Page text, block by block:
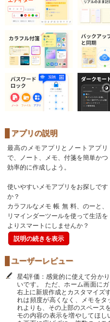
アプリの説明
最高のメモアプリとノートアプリ
で、ノート、メモ、付箋を簡単かつ
効率的に作成しよう。
使いやすいメモアプリをお探しです
か？
カラフルなメモ 帳 無 料、のーと、
リマインダーツールを使って生活を
よりスマートにしませんか？
説明の続きを表示
ユーザーレビュー
星4評価：感覚的に使えて分か
いです。 ただ、ホーム画面に
右上に新規作成とカスタマイズ
れは頻度が高くなく、メモを
れよりも、その上部のスペース
モの内容の表示を増やしてほ